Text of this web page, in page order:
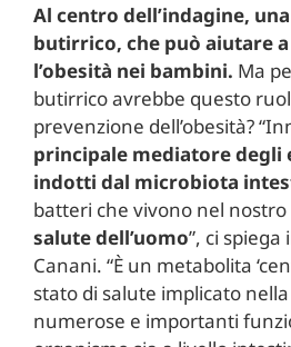
Al centro dell’indagine,
butirrico, che può aiutare
l’obesità nei bambini. Ma
butirrico avrebbe questo
prevenzione dell’obesità?
principale mediatore degli
indotti dal microbiota
batteri che vivono nel
salute dell’uomo”, ci
Canani. “È un metabolita
stato di salute implicato
numerose e importanti